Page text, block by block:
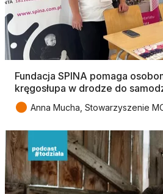
Fundacja SPINA pomaga
kręgosłupa w drodze do
● Anna Mucha, Stowarzyszenie